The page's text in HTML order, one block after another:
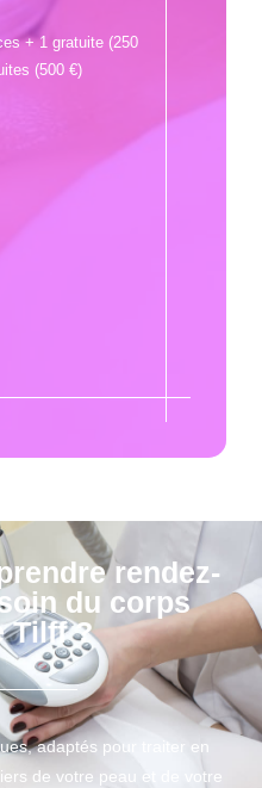
+ 1 gratuite (250
(500 €)
rendez-
du corps
Tilff ?
adaptés pour traiter en
de votre peau et de votre